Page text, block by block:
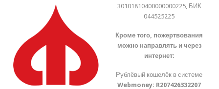
30101810400000000225, БИК
044525225
Кроме того, пожертвования
можно направлять и через
интернет:
Рублёвый кошелёк в системе
Webmoney: R207426332207